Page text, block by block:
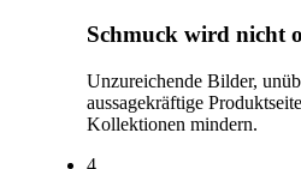
Schmuck wird nicht
Unzureichende Bilder,
aussagekräftige
Kollektionen mindern.
4